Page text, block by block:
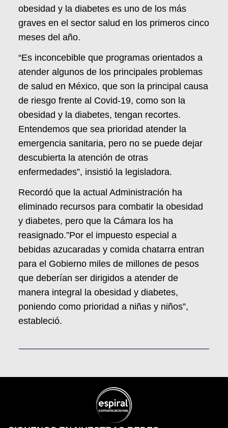
obesidad y la diabetes es uno de los más
graves en el sector salud en los primeros cinco
meses del año.
“Es inconcebible que programas orientados a
atender algunos de los principales problemas
de salud en México, que son la principal causa
de riesgo frente al Covid-19, como son la
obesidad y la diabetes, tengan recortes.
Entendemos que sea prioridad atender la
emergencia sanitaria, pero no se puede dejar
descubierta la atención de otras
enfermedades”, insistió la legisladora.
Recordó que la actual Administración ha
eliminado recursos para combatir la obesidad
y diabetes, pero que la Cámara los ha
reasignado.”Por el impuesto especial a
bebidas azucaradas y comida chatarra entran
para el Gobierno miles de millones de pesos
que deberían ser dirigidos a atender de
manera integral la obesidad y diabetes,
poniendo como prioridad a niñas y niños”,
estableció.